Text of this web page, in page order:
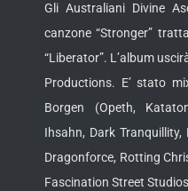
Gli Australiani Divine
canzone “Stronger”
“Liberator”. L’album
Productions. E’ stato
Borgen (Opeth,
Ihsahn, Dark
Dragonforce, Rotting
Fascination Street